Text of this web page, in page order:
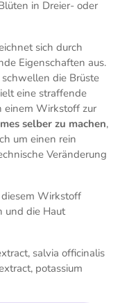
in Dreier- oder
sich durch
Eigenschaften aus.
die Brüste
eine straffende
einem Wirkstoff zur
selber zu machen,
um einen rein
Veränderung
Wirkstoff
und die Haut
salvia officinalis
potassium